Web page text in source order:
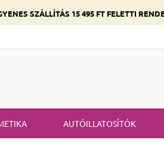
SZÁLLÍTÁS 15 495 FT FELETTI
AUTÓILLATOSÍTÓK